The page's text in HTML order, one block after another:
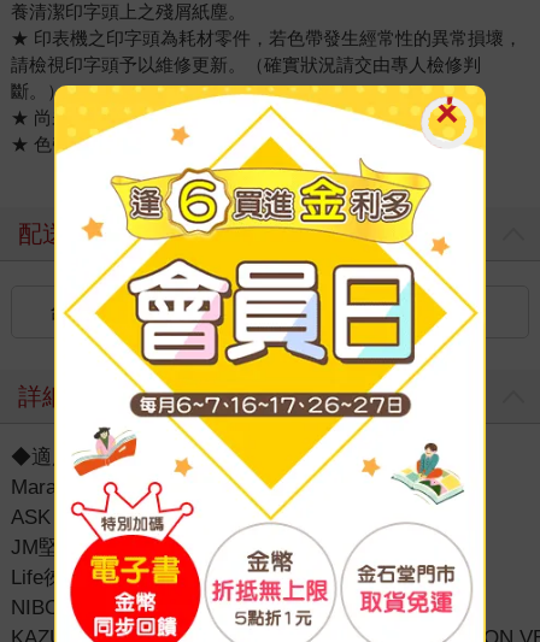
養清潔印字頭上之殘屑紙塵。
★ 印表機之印字頭為耗材零件，若色帶發生經常性的異常損壞，
請檢視印字頭予以維修更新。（確實狀況請交由專人檢修判
斷。）
★ 尚未使用前請勿打開包裝，以確保最佳品質及打印效果。
★ 色帶一經拆裝使用，建議在六個月內使用完畢。
配送方式
台灣 國內宅配：本島（廠商出貨）
詳細資料
◆適用機型：
Marathon CH-100/CH-178/CH-288/CH-388
ASK ME MS-800/MS-900
JM堅美 880/990
Life徠福 LC-600/LC-700/LC-900
NIBO 800/900